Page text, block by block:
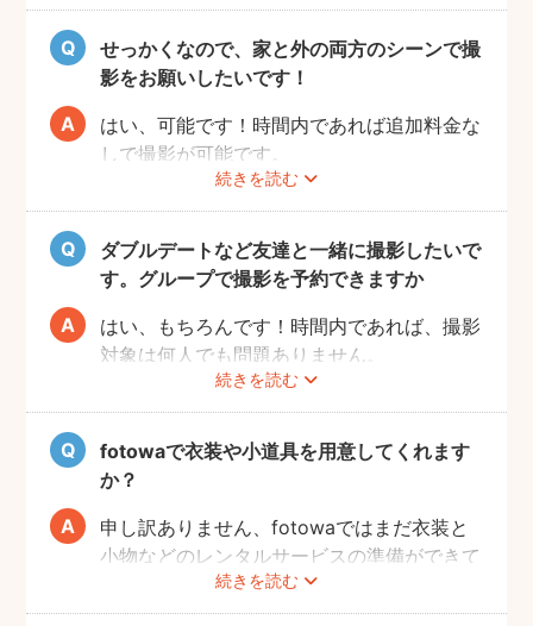
予約前にお客様ご自身で、施設へのご確認を
お願いいたします。
また、有料施設の場合、フォトグラファーの
入場費などはお客様のご負担となりますので
ご了承ください。
せっかくなので、家と外の両方のシーンで撮
影をお願いしたいです！
続きを読む
はい、可能です！時間内であれば追加料金な
しで撮影が可能です。
撮影をスムーズに進行させるために、事前に
その旨をフォトグラファーにお伝えいただけ
ると幸いです。
ダブルデートなど友達と一緒に撮影したいで
す。グループで撮影を予約できますか
続きを読む
はい、もちろんです！時間内であれば、撮影
対象は何人でも問題ありません。
追加料金も一切なしで、ご友人と一緒に撮影
をお楽しみいただけます。
fotowaで衣装や小道具を用意してくれます
か？
続きを読む
申し訳ありません、fotowaではまだ衣装と
小物などのレンタルサービスの準備ができて
おりませんので、お客様ご自身にご用意をお
願いしております。